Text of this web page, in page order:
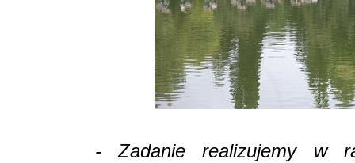
- Zadanie realizujemy w